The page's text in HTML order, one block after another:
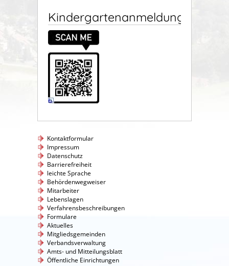
Kindergartenanmeldung
Kontaktformular
Impressum
Datenschutz
Barrierefreiheit
leichte Sprache
Behördenwegweiser
Mitarbeiter
Lebenslagen
Verfahrensbeschreibungen
Formulare
Aktuelles
Mitgliedsgemeinden
Verbandsverwaltung
Amts- und Mitteilungsblatt
Öffentliche Einrichtungen